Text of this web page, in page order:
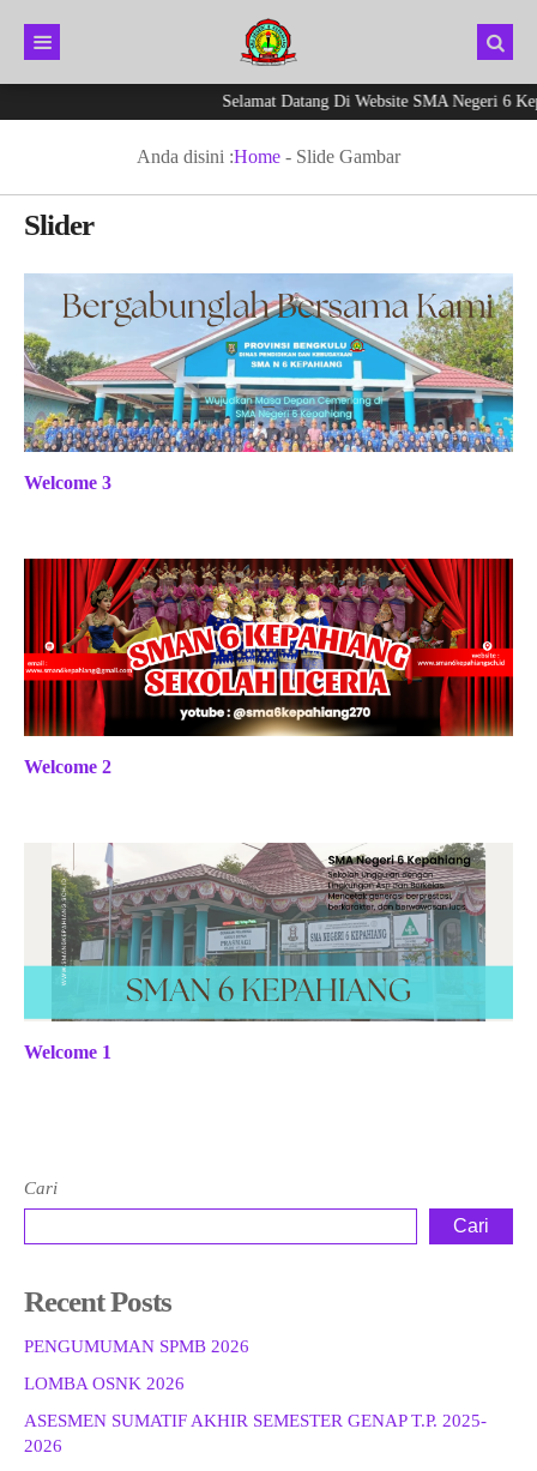
Selamat Datang Di Website SMA Negeri 6
Anda disini :Home - Slide Gambar
Slider
Welcome 3
Welcome 2
Welcome 1
Cari
Cari
Recent Posts
PENGUMUMAN SPMB 2026
LOMBA OSNK 2026
ASESMEN SUMATIF AKHIR SEMESTER GENAP T.P. 2025-
2026